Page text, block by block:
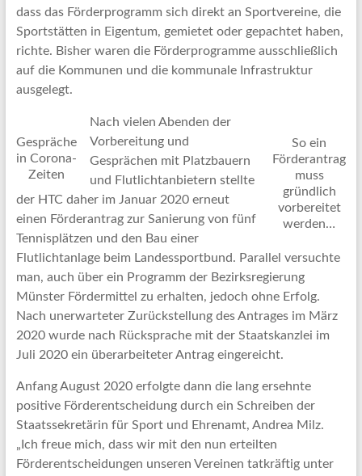
dass das Förderprogramm sich direkt an Sportvereine, die
Sportstätten in Eigentum, gemietet oder gepachtet haben,
richte. Bisher waren die Förderprogramme ausschließlich
auf die Kommunen und die kommunale Infrastruktur
ausgelegt.
Gespräche
in Corona-
Zeiten
So ein
Förderantrag
muss
gründlich
vorbereitet
werden…
Nach vielen Abenden der
Vorbereitung und
Gesprächen mit Platzbauern
und Flutlichtanbietern stellte
der HTC daher im Januar 2020 erneut
einen Förderantrag zur Sanierung von fünf
Tennisplätzen und den Bau einer
Flutlichtanlage beim Landessportbund. Parallel versuchte
man, auch über ein Programm der Bezirksregierung
Münster Fördermittel zu erhalten, jedoch ohne Erfolg.
Nach unerwarteter Zurückstellung des Antrages im März
2020 wurde nach Rücksprache mit der Staatskanzlei im
Juli 2020 ein überarbeiteter Antrag eingereicht.
Anfang August 2020 erfolgte dann die lang ersehnte
positive Förderentscheidung durch ein Schreiben der
Staatssekretärin für Sport und Ehrenamt, Andrea Milz.
„Ich freue mich, dass wir mit den nun erteilten
Förderentscheidungen unseren Vereinen tatkräftig unter